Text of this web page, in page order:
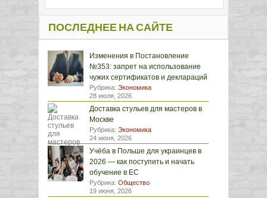
ПОСЛЕДНЕЕ НА САЙТЕ
Изменения в Постановление
№353: запрет на использование
чужих сертификатов и деклараций
Рубрика: Экономика
28 июля, 2026
Доставка стульев для мастеров в
Москве
Рубрика: Экономика
24 июня, 2026
Учёба в Польше для украинцев в
2026 — как поступить и начать
обучение в ЕС
Рубрика: Общество
19 июня, 2026